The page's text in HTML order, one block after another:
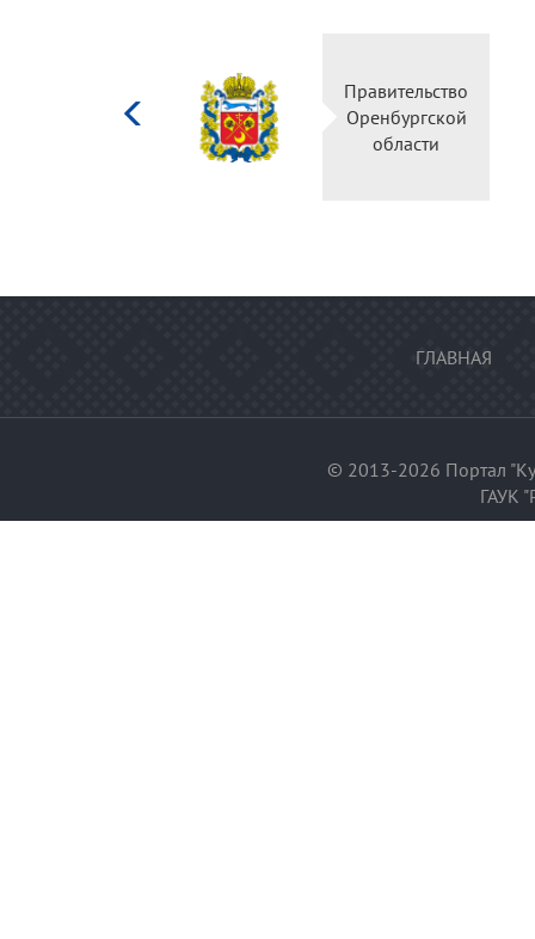
культуры
Российской
Правительство
Оренбургской
области
ГЛАВНАЯ
© 2013-2026 Портал
ГАУК